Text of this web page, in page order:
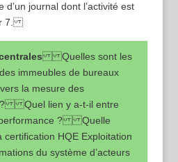
journal dont l’activité est
7.
Quelles sont les
immeubles de bureaux
la mesure des
? Quel lien y a-t-il entre
performance ? Quelle
HQE Exploitation
du système d’acteurs